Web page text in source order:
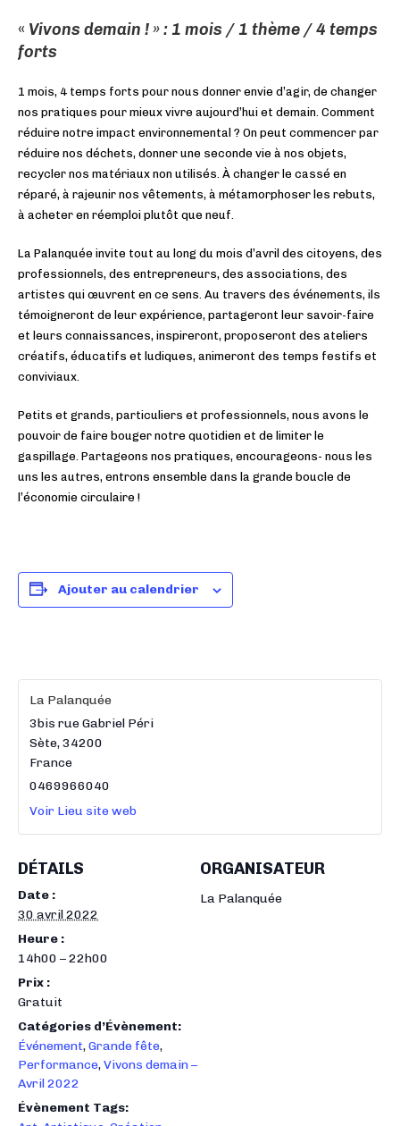
« Vivons demain ! » : 1 mois / 1 thème / 4 temps
forts
1 mois, 4 temps forts pour nous donner envie d’agir, de changer
nos pratiques pour mieux vivre aujourd’hui et demain. Comment
réduire notre impact environnemental ? On peut commencer par
réduire nos déchets, donner une seconde vie à nos objets,
recycler nos matériaux non utilisés. À changer le cassé en
réparé, à rajeunir nos vêtements, à métamorphoser les rebuts,
à acheter en réemploi plutôt que neuf.
La Palanquée invite tout au long du mois d’avril des citoyens, des
professionnels, des entrepreneurs, des associations, des
artistes qui œuvrent en ce sens. Au travers des événements, ils
témoigneront de leur expérience, partageront leur savoir-faire
et leurs connaissances, inspireront, proposeront des ateliers
créatifs, éducatifs et ludiques, animeront des temps festifs et
conviviaux.
Petits et grands, particuliers et professionnels, nous avons le
pouvoir de faire bouger notre quotidien et de limiter le
gaspillage. Partageons nos pratiques, encourageons­- nous les
uns les autres, entrons ensemble dans la grande boucle de
l’économie circulaire !
Ajouter au calendrier
DÉTAILS
Date :
30 avril 2022
Heure :
14h00 – 22h00
Prix :
Gratuit
Catégories d’Évènement:
Événement,Grande fête,
Performance,Vivons demain –
Avril 2022
Évènement Tags:
ORGANISATEUR
La Palanquée
La Palanquée
3bis rue Gabriel Péri
Sète,34200
France
0469966040
Voir Lieu site web